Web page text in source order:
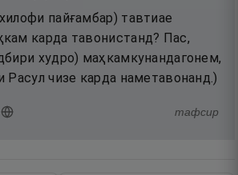
пайғамбар) тавтиае
карда тавонистанд? Пас,
худро) маҳкамкунандагонем,
Расул чизе карда наметавонанд.)
тафсир